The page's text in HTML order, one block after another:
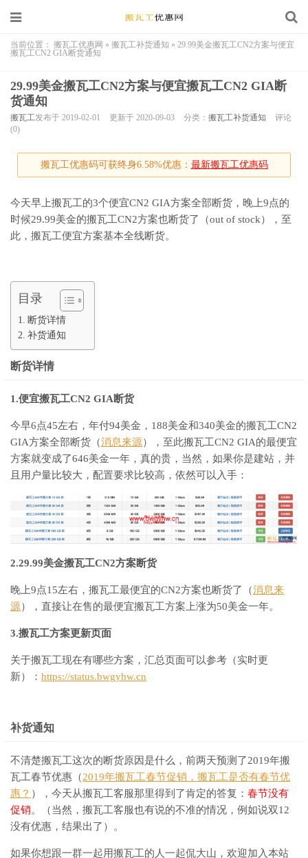
当前位置： 搬瓦工优惠网 » 搬瓦工补货通知 » 29.99美金搬瓦工CN2方案与便宜
搬瓦工CN2 GIA断货通知
29.99美金搬瓦工CN2方案与便宜搬瓦工CN2 GIA断
货通知
搬瓦工发布于 2019-02-01 更新于 2020-09-03 分类： 搬瓦工补货通知
评论
(0)
搬瓦工优惠码可获终身6.58%优惠： 最新搬瓦工优惠码
今天早上搬瓦工的3个便宜CN2 GIA方案全部断货，晚上9点的
时候29.99美金的搬瓦工CN2方案也断货了（out of stock），至
此，搬瓦工便宜方案基本全线断货。
目录
断货详情
补货通知
断货详情
1.便宜搬瓦工CN2 GIA断货
今早6点45左右，年付94美金，188美金和340美金的搬瓦工CN2
GIA方案全部断货（消息来源），至此搬瓦工CN2 GIA的最便宜
方案就变成了646美金一年，真的贵，当然，如果你是建站，并
且用户量比较大，配置要求比较高，依然可以入手：
2.29.99美金搬瓦工CN2方案断货
晚上9点15左右，搬瓦工最便宜的CN2方案也断货了（消息来
源），直接让在售的最便宜搬瓦工方案上涨为50美金一年。
3.搬瓦工方案更新页面
关于搬瓦工现在有哪些方案，汇总页面可以参考（实时更
新）： https://status.bwgyhw.cn
补货通知
不清楚搬瓦工这次的断货原因是什么，前两天预测了2019年搬
瓦工春节优惠（2019年搬瓦工春节促销，搬瓦工是否有春节优
惠？ ），今天从搬瓦工客服那里得到了肯定的答复： 春节没有
促销。（当然，搬瓦工客服也有说的不准的情况，例如说双12
没有优惠，结果出了）。
如果你想跟一群一起用搬瓦工的人一起侃大山，欢迎加入本站